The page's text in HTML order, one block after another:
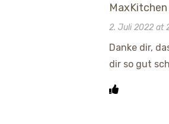
MaxKitchen
2. Juli 2022 at
Danke dir,
dir so gut